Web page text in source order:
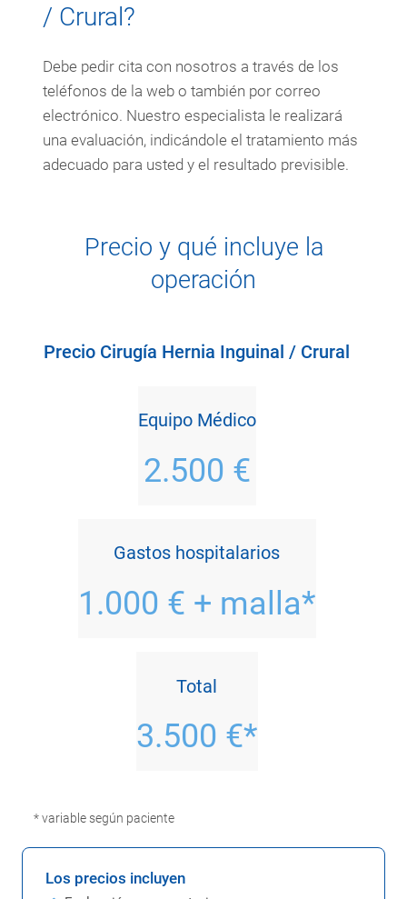
/ Crural?
Debe pedir cita con nosotros a través de los
teléfonos de la web o también por correo
electrónico. Nuestro especialista le realizará
una evaluación, indicándole el tratamiento más
adecuado para usted y el resultado previsible.
Precio y qué incluye la
operación
Precio Cirugía Hernia Inguinal / Crural
Equipo Médico
2.500 €
Gastos hospitalarios
1.000 € + malla*
Total
3.500 €*
* variable según paciente
Los precios incluyen